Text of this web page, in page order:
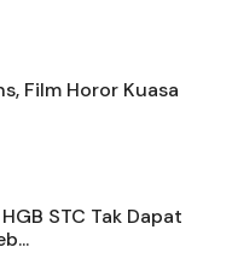
Film Horor Kuasa
STC Tak Dapat